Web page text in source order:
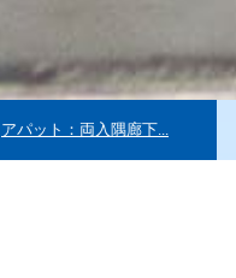
アパット：両入隅廊下...